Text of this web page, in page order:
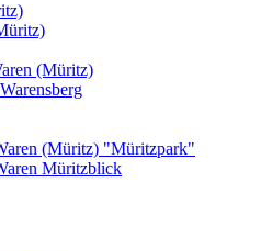
(Müritz)
(Müritz) "Müritzpark"
Müritzblick